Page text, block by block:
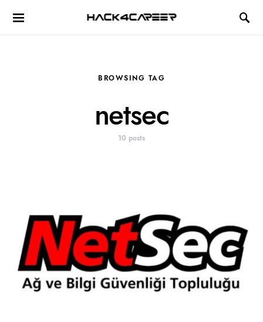
Hack4Career
BROWSING TAG
netsec
10 posts